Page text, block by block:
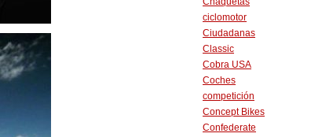
ciclomotor
Ciudadanas
Classic
Cobra USA
Coches
competición
Concept Bikes
Confederate